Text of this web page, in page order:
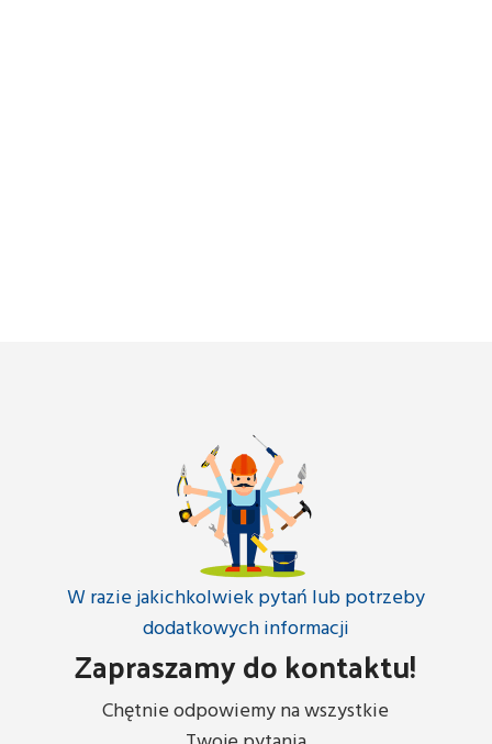
W razie jakichkolwiek pytań lub potrzeby
dodatkowych informacji
Zapraszamy do kontaktu!
Chętnie odpowiemy na wszystkie